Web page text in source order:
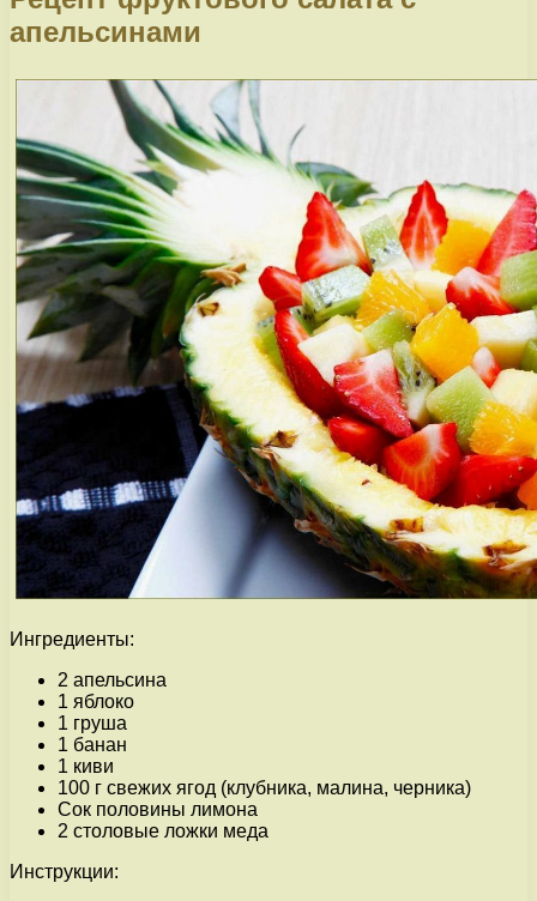
апельсинами
Ингредиенты:
2 апельсина
1 яблоко
1 груша
1 банан
1 киви
100 г свежих ягод (клубника, малина, черника)
Сок половины лимона
2 столовые ложки меда
Инструкции: